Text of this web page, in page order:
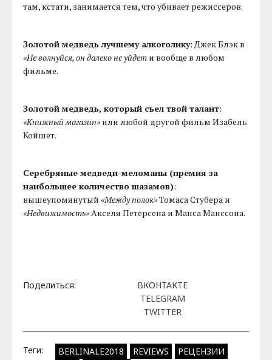
там, кстати, занимается тем, что убивает режиссеров.
Золотой медведь лучшему алкоголику: Джек Блэк в
«Не волнуйся, он далеко не уйдет и вообще в любом
фильме.
Золотой медведь, который съел твой талант:
«Книжный магазин»или любой другой фильм Изабель
Койшет.
Серебряные медведи-меломаны (премия за
наибольшее количество шазамов):
вышеупомянутый«Между полок»Томаса Стубера и
«Недвижимость»Акселя Петерсена и Манса Манссона.
Поделиться:
ВКОНТАКТЕ
TELEGRAM
TWITTER
Теги: BERLINALE2018 REVIEWS
РЕЦЕНЗИИ